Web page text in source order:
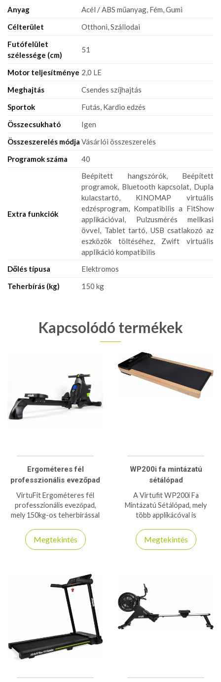
Anyag
Acél / ABS műanyag, Fém, Gumi
Célterület
Otthoni, Szállodai
Futófelület
szélessége (cm)
51
Motor teljesítménye 2,0 LE
Meghajtás
Csendes szíjhajtás
Sportok
Futás, Kardio edzés
Összecsukható
Igen
Összeszerelés módja Vásárlói összeszerelés
Programok száma
40
Extra funkciók
Beépített hangszórók, Beépített
programok, Bluetooth kapcsolat, Dupla
kulacstartó, KINOMAP virtuális
edzésprogram, Kompatibilis a FitShow
applikációval, Pulzusmérés mellkasi
övvel, Tablet tartó, USB csatlakozó az
eszközök töltéséhez, Zwift virtuális
applikáció kompatibilis
Dőlés típusa
Elektromos
Teherbírás (kg)
150 kg
Kapcsolódó termékek
Ergométeres fél
professzionális evezőpad
VirtuFit Ergométeres fél
professzionális evezőpad,
mely 150kg-os teherbírással
Megtekintés
WP200i fa mintázatú
sétálópad
A Virtufit WP200i Fa
Mintázatú Sétálópad, mely
több applikácóval is
100kg teherbírású futópad
Megtekintés